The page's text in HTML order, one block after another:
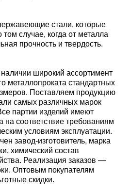
стали, которые
случае, когда от металла
прочность и твердость.
широкий ассортимент
металлопроката стандартных
Поставляем продукцию
самых различных марок
партии изделий имеют
на соответствие требованиям
условиям эксплуатации.
завод-изготовитель, марка
химический состав
Реализация заказов —
Оптовым покупателям
скидки.